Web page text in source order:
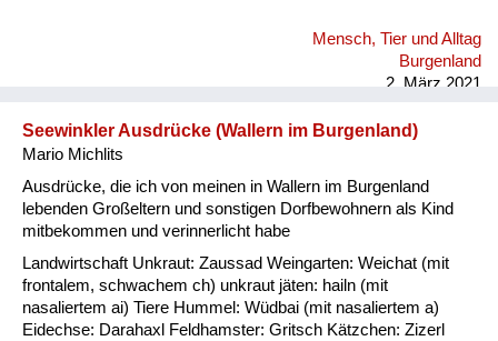
Mensch, Tier und Alltag
Burgenland
2. März 2021
Seewinkler Ausdrücke (Wallern im Burgenland)
Mario Michlits
Ausdrücke, die ich von meinen in Wallern im Burgenland
lebenden Großeltern und sonstigen Dorfbewohnern als Kind
mitbekommen und verinnerlicht habe
Landwirtschaft Unkraut: Zaussad Weingarten: Weichat (mit
frontalem, schwachem ch) unkraut jäten: hailn (mit
nasaliertem ai) Tiere Hummel: Wüdbai (mit nasaliertem a)
Eidechse: Darahaxl Feldhamster: Gritsch Kätzchen: Zizerl